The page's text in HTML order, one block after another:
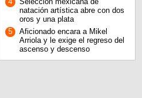
natación artística abre con dos
oros y una plata
5
Aficionado encara a Mikel
Arriola y le exige el regreso del
ascenso y descenso